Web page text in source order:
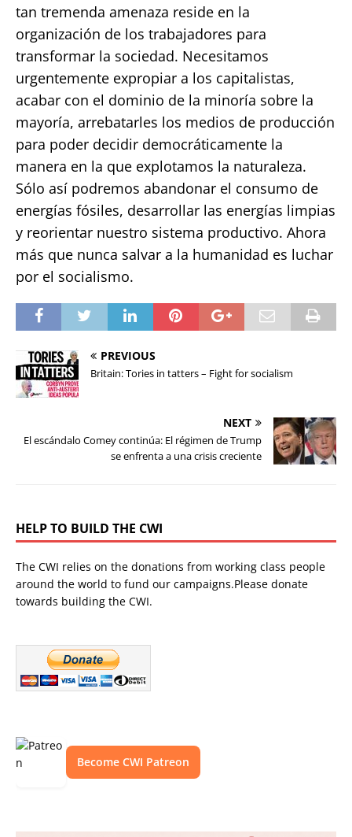
tan tremenda amenaza reside en la
organización de los trabajadores para
transformar la sociedad. Necesitamos
urgentemente expropiar a los capitalistas,
acabar con el dominio de la minoría sobre la
mayoría, arrebatarles los medios de producción
para poder decidir democráticamente la
manera en la que explotamos la naturaleza.
Sólo así podremos abandonar el consumo de
energías fósiles, desarrollar las energías limpias
y reorientar nuestro sistema productivo. Ahora
más que nunca salvar a la humanidad es luchar
por el socialismo.
PREVIOUS
Britain: Tories in tatters – Fight for socialism
NEXT
El escándalo Comey continúa: El régimen de Trump
se enfrenta a una crisis creciente
HELP TO BUILD THE CWI
The CWI relies on the donations from working class people
around the world to fund our campaigns.Please donate
towards building the CWI.
Become CWI Patreon